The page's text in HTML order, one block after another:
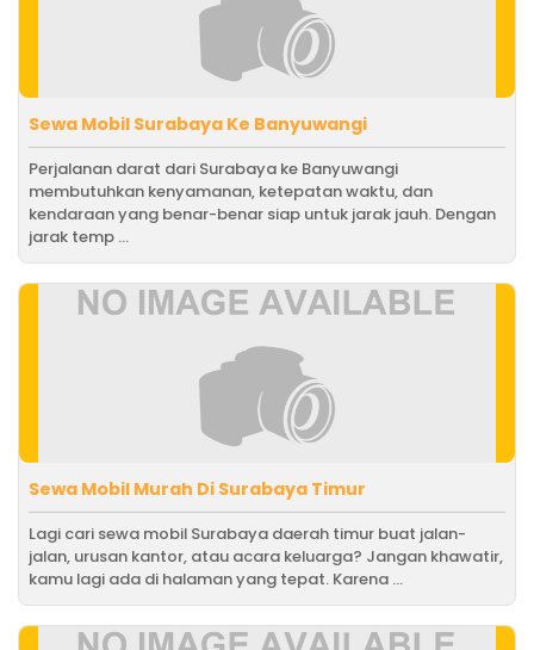
Sewa Mobil Surabaya Ke Banyuwangi
Perjalanan darat dari Surabaya ke Banyuwangi
membutuhkan kenyamanan, ketepatan waktu, dan
kendaraan yang benar-benar siap untuk jarak jauh. Dengan
jarak temp ...
Sewa Mobil Murah Di Surabaya Timur
Lagi cari sewa mobil Surabaya daerah timur buat jalan-
jalan, urusan kantor, atau acara keluarga? Jangan khawatir,
kamu lagi ada di halaman yang tepat. Karena ...